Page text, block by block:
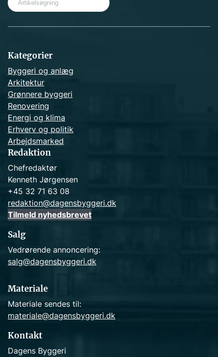
Kategorier
Byggeri og anlæg
Arkitektur
Grønnere byggeri
Renovering
Energi og klima
Erhverv og politik
Arbejdsmarked
Redaktion
Chefredaktør
Kenneth Jørgensen
+45 32 71 63 08
redaktion@dagensbyggeri.dk
Tilmeld nyhedsbrevet
Salg
Vedrørende annoncering:
salg@dagensbyggeri.dk
Materiale
Materiale sendes til:
materiale@dagensbyggeri.dk
Kontakt
Dagens Byggeri